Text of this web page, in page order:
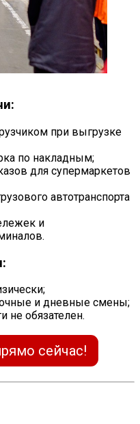
при выгрузке
по накладным;
для супермаркетов
автотранспорта
и
и дневные смены;
не обязателен.
сейчас!